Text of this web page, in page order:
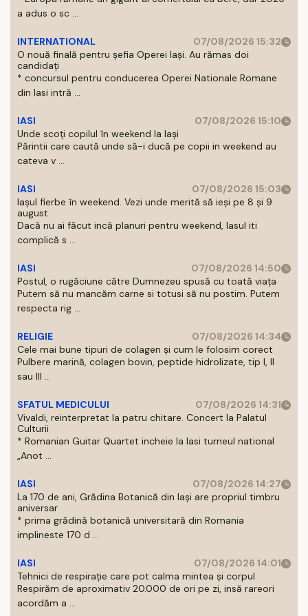
a adus o sc ...
INTERNATIONAL
07/08/2026 15:32
O nouă finală pentru șefia Operei Iași. Au rămas doi
candidați
* concursul pentru conducerea Operei Nationale Romane
din Iasi intră ...
IASI
07/08/2026 15:10
Unde scoți copilul în weekend la Iași
Părintii care caută unde să-i ducă pe copii in weekend au
cateva v ...
IASI
07/08/2026 15:03
Iașul fierbe în weekend. Vezi unde merită să ieși pe 8 și 9
august
Dacă nu ai făcut incă planuri pentru weekend, Iasul iti
complică s ...
IASI
07/08/2026 14:50
Postul, o rugăciune către Dumnezeu spusă cu toată viața
Putem să nu mancăm carne si totusi să nu postim. Putem
respecta rig ...
RELIGIE
07/08/2026 14:34
Cele mai bune tipuri de colagen și cum le folosim corect
Pulbere marină, colagen bovin, peptide hidrolizate, tip I, II
sau III ...
SFATUL MEDICULUI
07/08/2026 14:31
Vivaldi, reinterpretat la patru chitare. Concert la Palatul
Culturii
* Romanian Guitar Quartet incheie la Iasi turneul national
„Anot ...
IASI
07/08/2026 14:27
La 170 de ani, Grădina Botanică din Iași are propriul timbru
aniversar
* prima grădină botanică universitară din Romania
implineste 170 d ...
IASI
07/08/2026 14:01
Tehnici de respirație care pot calma mintea și corpul
Respirăm de aproximativ 20.000 de ori pe zi, insă rareori
acordăm a ...